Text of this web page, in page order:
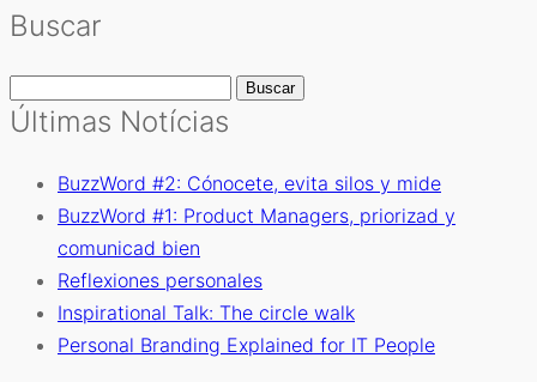
Buscar
Buscar:
Últimas Notícias
BuzzWord #2: Cónocete, evita silos y mide
BuzzWord #1: Product Managers, priorizad y
comunicad bien
Reflexiones personales
Inspirational Talk: The circle walk
Personal Branding Explained for IT People